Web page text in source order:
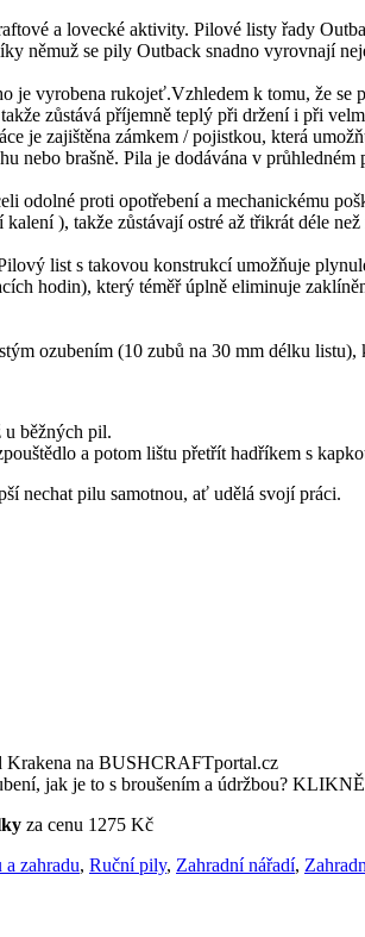
a lovecké aktivity. Pilové listy řady
němuž se pily Outback snadno vyrovnají
je vyrobena rukojeť.Vzhledem k tomu, že
zůstává příjemně teplý při držení i při
je zajištěna zámkem / pojistkou, která
nebo brašně. Pila je dodávána v průhledném
odolné proti opotřebení a mechanickému
), takže zůstávají ostré až třikrát déle
list s takovou konstrukcí umožňuje
hodin), který téměř úplně eliminuje
ozubením (10 zubů na 30 mm délku listu),
běžných pil.
a potom lištu přetřít hadříkem s
nechat pilu samotnou, ať udělá svojí práci.
na BUSHCRAFTportal.cz
jak je to s broušením a údržbou?
za cenu 1275 Kč
zahradu, Ruční pily, Zahradní nářadí,